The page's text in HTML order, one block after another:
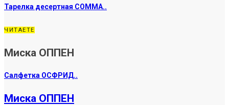
Тарелка десертная СОММА..
ЧИТАЕТЕ
Миска ОППЕН
Салфетка ОСФРИД..
Миска ОППЕН